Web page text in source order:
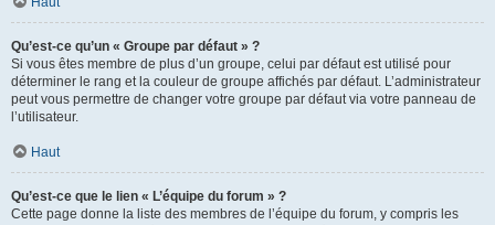
Qu’est-ce qu’un « Groupe par défaut » ?
Si vous êtes membre de plus d’un groupe, celui par défaut est utilisé pour
déterminer le rang et la couleur de groupe affichés par défaut. L’administrateur
peut vous permettre de changer votre groupe par défaut via votre panneau de
l’utilisateur.
Haut
Qu’est-ce que le lien « L’équipe du forum » ?
Cette page donne la liste des membres de l’équipe du forum, y compris les